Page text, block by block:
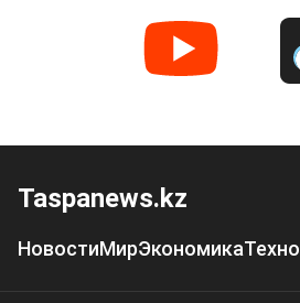
Taspanews.kz
НовостиМирЭкономикаТехно